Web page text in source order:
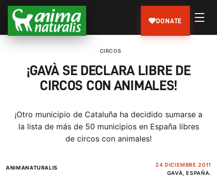
DONATE
CIRCOS
¡GAVÀ SE DECLARA LIBRE DE
CIRCOS CON ANIMALES!
¡Otro municipio de Cataluña ha decidido sumarse a
la lista de más de 50 municipios en España libres
de circos con animales!
ANIMANATURALIS
24 DICIEMBRE 2011
GAVÀ, ESPAÑA.